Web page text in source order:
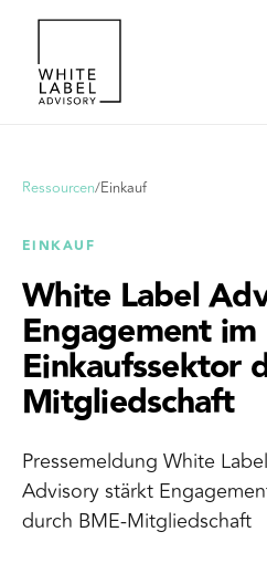
Ressourcen/Einkauf
EINKAUF
White Label
Engagement im
Einkaufssektor
Mitgliedschaft
Pressemeldung White
Advisory stärkt
durch BME-Mitgliedschaft